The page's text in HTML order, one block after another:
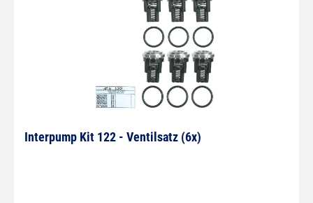
Interpump Kit 122 - Ventilsatz (6x)